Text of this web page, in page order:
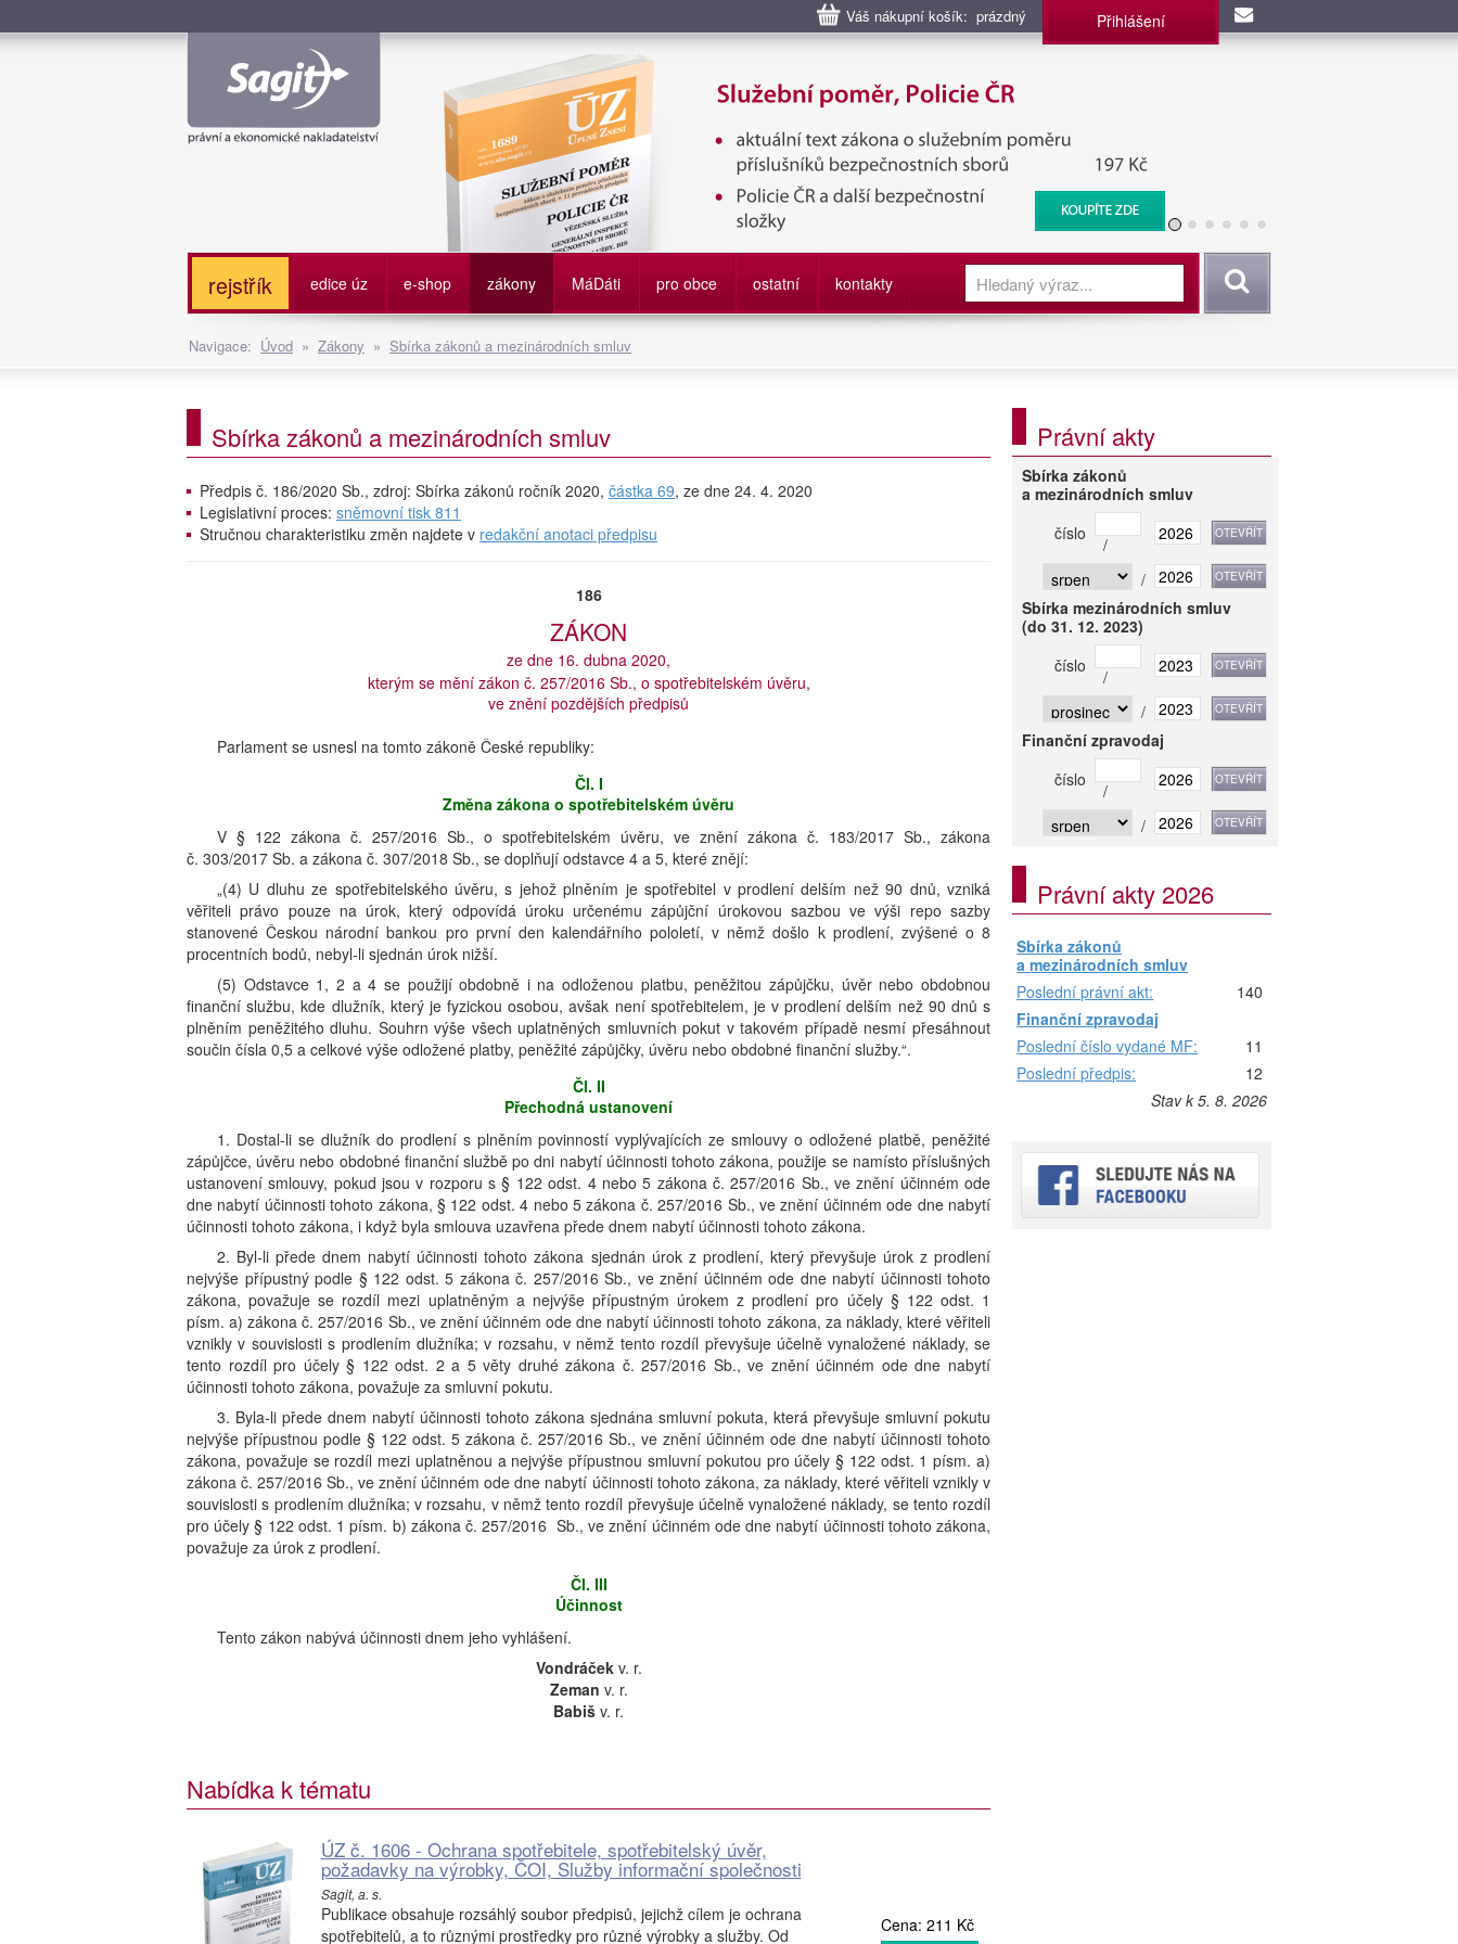
Váš nákupní košík: prázdný Přihlášení
Služební poměr příslušníků bezpečnostních sborů, Policie ČR, Vězeňská služba, BIS, Zpravodajské
služby
rejstřík edice úz e-shop zákony MáDáti pro obce ostatní kontakty Vyhledat
Navigace: Úvod » Zákony » Sbírka zákonů a mezinárodních smluv
Sbírka zákonů a mezinárodních smluv
Předpis č. 186/2020 Sb., zdroj: Sbírka zákonů ročník 2020, částka 69, ze dne 24. 4. 2020
Legislativní proces: sněmovní tisk 811
Stručnou charakteristiku změn najdete v redakční anotaci předpisu
186
ZÁKON
ze dne 16. dubna 2020,
kterým se mění zákon č. 257/2016 Sb., o spotřebitelském úvěru,
ve znění pozdějších předpisů
Parlament se usnesl na tomto zákoně České republiky:
Čl. I
Změna zákona o spotřebitelském úvěru
V § 122 zákona č. 257/2016 Sb., o spotřebitelském úvěru, ve znění zákona č. 183/2017 Sb., zákona
č. 303/2017 Sb. a zákona č. 307/2018 Sb., se doplňují odstavce 4 a 5, které znějí:
„(4) U dluhu ze spotřebitelského úvěru, s jehož plněním je spotřebitel v prodlení delším než 90 dnů, vzniká
věřiteli právo pouze na úrok, který odpovídá úroku určenému zápůjční úrokovou sazbou ve výši repo sazby
stanovené Českou národní bankou pro první den kalendářního pololetí, v němž došlo k prodlení, zvýšené o 8
procentních bodů, nebyl-li sjednán úrok nižší.
(5) Odstavce 1, 2 a 4 se použijí obdobně i na odloženou platbu, peněžitou zápůjčku, úvěr nebo obdobnou
finanční službu, kde dlužník, který je fyzickou osobou, avšak není spotřebitelem, je v prodlení delším než 90 dnů s
plněním peněžitého dluhu. Souhrn výše všech uplatněných smluvních pokut v takovém případě nesmí přesáhnout
součin čísla 0,5 a celkové výše odložené platby, peněžité zápůjčky, úvěru nebo obdobné finanční služby.“.
Čl. II
Přechodná ustanovení
1. Dostal-li se dlužník do prodlení s plněním povinností vyplývajících ze smlouvy o odložené platbě, peněžité
zápůjčce, úvěru nebo obdobné finanční službě po dni nabytí účinnosti tohoto zákona, použije se namísto příslušných
ustanovení smlouvy, pokud jsou v rozporu s § 122 odst. 4 nebo 5 zákona č. 257/2016 Sb., ve znění účinném ode
dne nabytí účinnosti tohoto zákona, § 122 odst. 4 nebo 5 zákona č. 257/2016 Sb., ve znění účinném ode dne nabytí
účinnosti tohoto zákona, i když byla smlouva uzavřena přede dnem nabytí účinnosti tohoto zákona.
2. Byl-li přede dnem nabytí účinnosti tohoto zákona sjednán úrok z prodlení, který převyšuje úrok z prodlení
nejvýše přípustný podle § 122 odst. 5 zákona č. 257/2016 Sb., ve znění účinném ode dne nabytí účinnosti tohoto
zákona, považuje se rozdíl mezi uplatněným a nejvýše přípustným úrokem z prodlení pro účely § 122 odst. 1
písm. a) zákona č. 257/2016 Sb., ve znění účinném ode dne nabytí účinnosti tohoto zákona, za náklady, které věřiteli
vznikly v souvislosti s prodlením dlužníka; v rozsahu, v němž tento rozdíl převyšuje účelně vynaložené náklady, se
tento rozdíl pro účely § 122 odst. 2 a 5 věty druhé zákona č. 257/2016 Sb., ve znění účinném ode dne nabytí
účinnosti tohoto zákona, považuje za smluvní pokutu.
3. Byla-li přede dnem nabytí účinnosti tohoto zákona sjednána smluvní pokuta, která převyšuje smluvní pokutu
nejvýše přípustnou podle § 122 odst. 5 zákona č. 257/2016 Sb., ve znění účinném ode dne nabytí účinnosti tohoto
zákona, považuje se rozdíl mezi uplatněnou a nejvýše přípustnou smluvní pokutou pro účely § 122 odst. 1 písm. a)
zákona č. 257/2016 Sb., ve znění účinném ode dne nabytí účinnosti tohoto zákona, za náklady, které věřiteli vznikly v
souvislosti s prodlením dlužníka; v rozsahu, v němž tento rozdíl převyšuje účelně vynaložené náklady, se tento rozdíl
pro účely § 122 odst. 1 písm. b) zákona č. 257/2016 Sb., ve znění účinném ode dne nabytí účinnosti tohoto zákona,
považuje za úrok z prodlení.
Čl. III
Účinnost
Tento zákon nabývá účinnosti dnem jeho vyhlášení.
Vondráčekv. r.
Zeman v. r.
Babiš v. r.
Nabídka k tématu
ÚZ č. 1606 - Ochrana spotřebitele, spotřebitelský úvěr,
požadavky na výrobky, ČOI, Služby informační společnosti
Sagit, a. s.
Publikace obsahuje rozsáhlý soubor předpisů, jejichž cílem je ochrana
spotřebitelů, a to různými prostředky pro různé výrobky a služby. Od
Cena: 211 Kč
Právní akty
Sbírka zákonů
a mezinárodních smluv
číslo
/
/
Sbírka mezinárodních smluv
(do 31. 12. 2023)
číslo
/
/
Finanční zpravodaj
číslo
/
/
Právní akty 2026
Sbírka zákonů
a mezinárodních smluv
Poslední právní akt:
140
Finanční zpravodaj
Poslední číslo vydané MF:
11
Poslední předpis:
12
Stav k 5. 8. 2026